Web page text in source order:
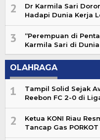
2
Dr Karmila Sari
Hadapi Dunia Kerja
3
“Perempuan di
Karmila Sari di
OLAHRAGA
1
Tampil Solid Sejak
Reebon FC 2-0 di
2
Ketua KONI Riau
Tancap Gas PORKOT